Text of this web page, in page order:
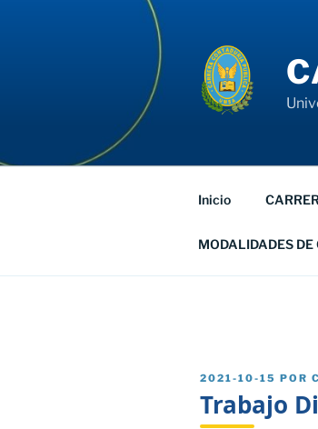
Inicio
MODALIDADES DE
PUBLICADO
2021-10-15 POR
Trabajo